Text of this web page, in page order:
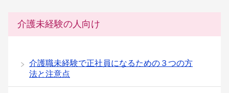
介護未経験の人向け
介護職未経験で正社員になるための３つの方
法と注意点